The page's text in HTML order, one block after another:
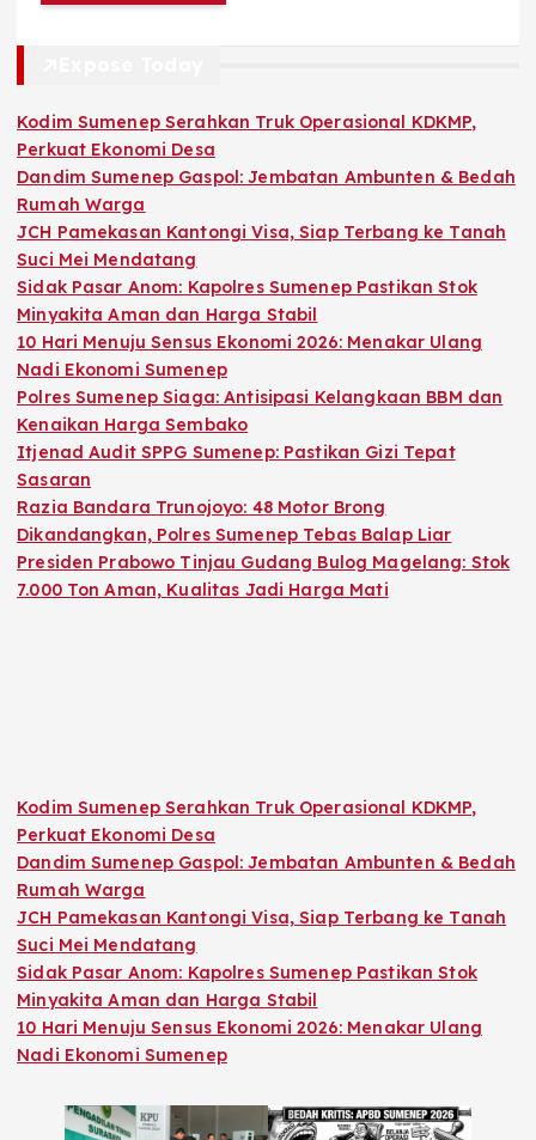
Kodim Sumenep Serahkan Truk Operasional KDKMP,
Perkuat Ekonomi Desa
Dandim Sumenep Gaspol: Jembatan Ambunten & Bedah
Rumah Warga
JCH Pamekasan Kantongi Visa, Siap Terbang ke Tanah
Suci Mei Mendatang
Sidak Pasar Anom: Kapolres Sumenep Pastikan Stok
Minyakita Aman dan Harga Stabil
10 Hari Menuju Sensus Ekonomi 2026: Menakar Ulang
Nadi Ekonomi Sumenep
Polres Sumenep Siaga: Antisipasi Kelangkaan BBM dan
Kenaikan Harga Sembako
Itjenad Audit SPPG Sumenep: Pastikan Gizi Tepat
Sasaran
Razia Bandara Trunojoyo: 48 Motor Brong
Dikandangkan, Polres Sumenep Tebas Balap Liar
Presiden Prabowo Tinjau Gudang Bulog Magelang: Stok
7.000 Ton Aman, Kualitas Jadi Harga Mati
Kodim Sumenep Serahkan Truk Operasional KDKMP,
Perkuat Ekonomi Desa
Dandim Sumenep Gaspol: Jembatan Ambunten & Bedah
Rumah Warga
JCH Pamekasan Kantongi Visa, Siap Terbang ke Tanah
Suci Mei Mendatang
Sidak Pasar Anom: Kapolres Sumenep Pastikan Stok
Minyakita Aman dan Harga Stabil
10 Hari Menuju Sensus Ekonomi 2026: Menakar Ulang
Nadi Ekonomi Sumenep